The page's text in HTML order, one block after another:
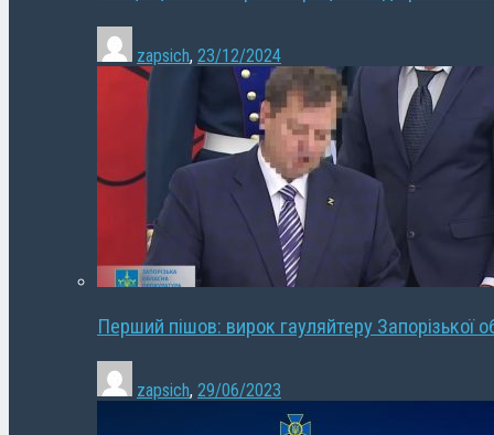
zapsich, 23/12/2024
Перший пішов: вирок гауляйтеру Запорізької
zapsich, 29/06/2023